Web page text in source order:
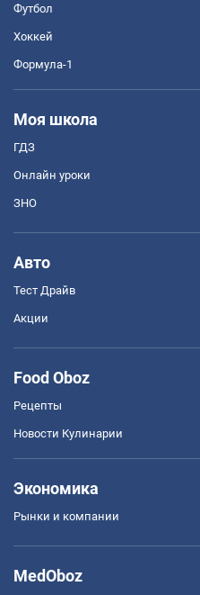
Футбол
Хоккей
Формула-1
Моя школа
ГДЗ
Онлайн уроки
ЗНО
Авто
Тест Драйв
Акции
Food Oboz
Рецепты
Новости Кулинарии
Экономика
Рынки и компании
MedOboz